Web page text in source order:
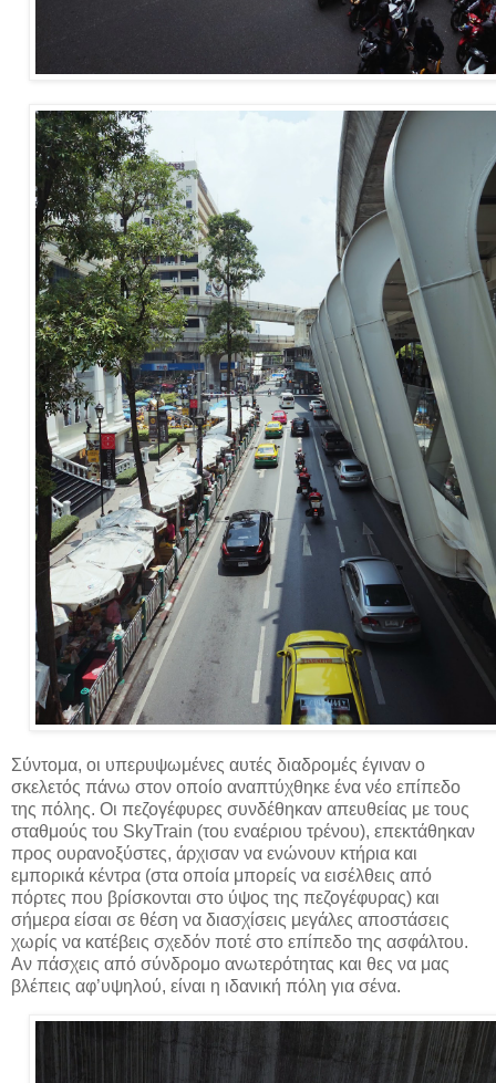
Σύντομα, οι υπερυψωμένες αυτές διαδρομές έγιναν ο
σκελετός πάνω στον οποίο αναπτύχθηκε ένα νέο επίπεδο
της πόλης. Οι πεζογέφυρες συνδέθηκαν απευθείας με τους
σταθμούς του SkyTrain (του εναέριου τρένου), επεκτάθηκαν
προς ουρανοξύστες, άρχισαν να ενώνουν κτήρια και
εμπορικά κέντρα (στα οποία μπορείς να εισέλθεις από
πόρτες που βρίσκονται στο ύψος της πεζογέφυρας) και
σήμερα είσαι σε θέση να διασχίσεις μεγάλες αποστάσεις
χωρίς να κατέβεις σχεδόν ποτέ στο επίπεδο της ασφάλτου.
Αν πάσχεις από σύνδρομο ανωτερότητας και θες να μας
βλέπεις αφ’υψηλού, είναι η ιδανική πόλη για σένα.